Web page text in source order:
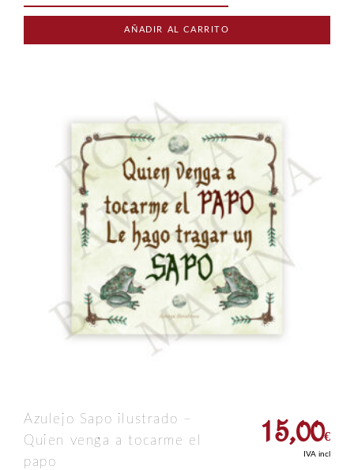
AÑADIR AL CARRITO
Azulejo Sapo ilustrado –
Quien venga a tocarme el
papo
15,00€
IVA incl